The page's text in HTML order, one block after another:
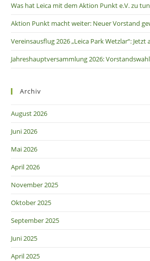
Was hat Leica mit dem Aktion Punkt e.V. zu
Aktion Punkt macht weiter: Neuer Vorstand
Vereinsausflug 2026 „Leica Park Wetzlar“: Jetzt
Jahreshauptversammlung 2026:
Archiv
August 2026
Juni 2026
Mai 2026
April 2026
November 2025
Oktober 2025
September 2025
Juni 2025
April 2025